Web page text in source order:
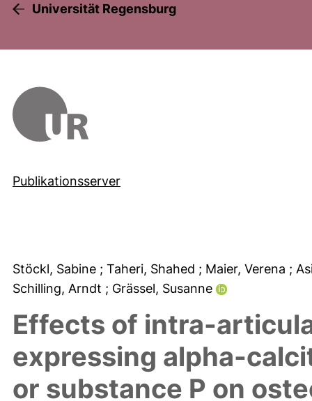
Universität Regensburg
Publikationsserver
Stöckl, Sabine ; Taheri, Shahed ; Maier, Verena ;
Schilling, Arndt ; Grässel, Susanne
Effects of intra-
expressing alpha-
or substance P on